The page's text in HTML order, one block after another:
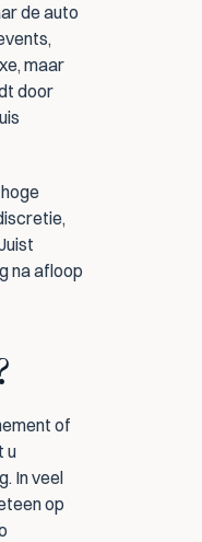
de auto
maar
door
na afloop
of
u
In veel
op